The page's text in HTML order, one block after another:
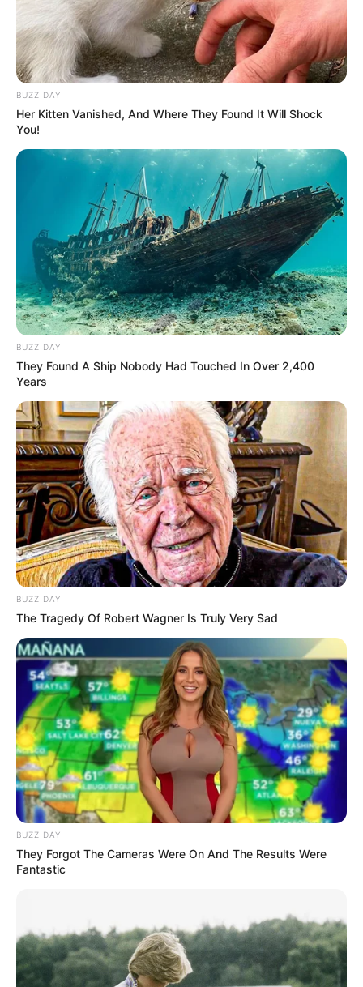
LIHAT ARTIKEL LAINNYA
Tastefully Yours Confidence Queen
Walking On Thin Ice Tempest
My Troublesome Star Aema
ULASAN
Alamat email Anda tidak akan dipublikasikan. Ruas yang wajib ditandai
Rating
Cerita
Akting
BUZZ DAY
Her Kitten Vanished, And Where They Found It Will Shock
You!
BUZZ DAY
They Found A Ship Nobody Had Touched In Over 2,400
Years
BUZZ DAY
The Tragedy Of Robert Wagner Is Truly Very Sad
BUZZ DAY
They Forgot The Cameras Were On And The Results Were
Fantastic